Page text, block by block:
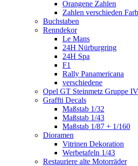
Orangene Zahlen
Zahlen verschieden
Buchstaben
Renndekor
Le Mans
24H Nürburgring
24H Spa
F1
Rally Panamericana
verschiedene
Opel GT Steinmetz Gruppe
Graffti Decals
Maßstab 1/32
Maßstab 1/43
Maßstab 1/87 + 1/160
Dioramen
Vitrinen Dekoration
Werbetafeln 1/43
Restauriere alte Motorräder